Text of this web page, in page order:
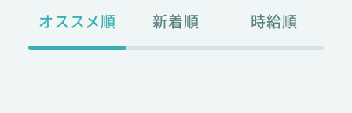
オススメ順 新着順 時給順